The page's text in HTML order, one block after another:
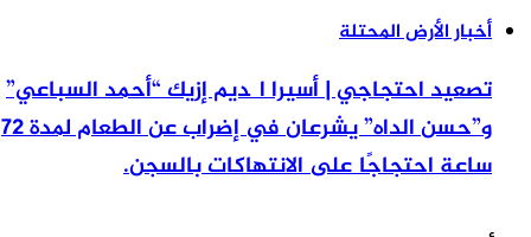
أخبار الأرض المحتلة
تصعيد احتجاجي | أسيرا اگديم إزيك “أحمد السباعي”
و”حسن الداه” يشرعان في إضراب عن الطعام لمدة 72
ساعة احتجاجًا على الانتهاكات بالسجن.